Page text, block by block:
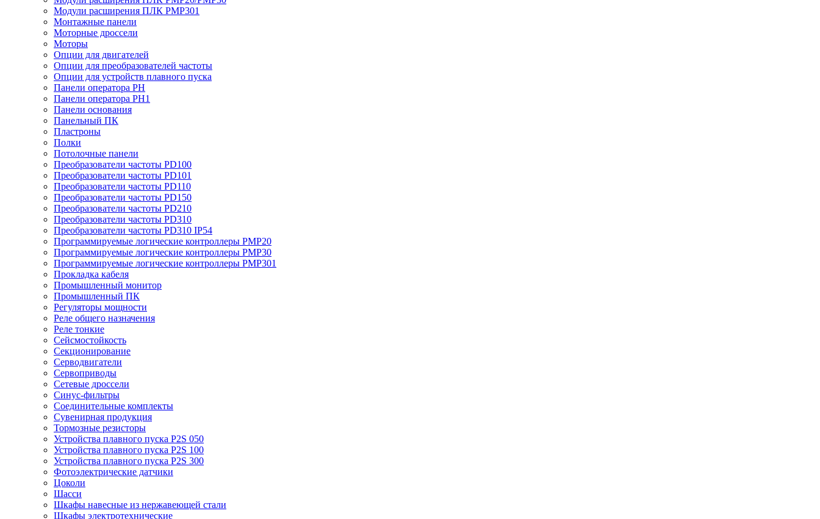
Модули расширения ПЛК PMP301
Монтажные панели
Моторные дроссели
Моторы
Опции для двигателей
Опции для преобразователей частоты
Опции для устройств плавного пуска
Панели оператора PH
Панели оператора PH1
Панели основания
Панельный ПК
Пластроны
Полки
Потолочные панели
Преобразователи частоты PD100
Преобразователи частоты PD101
Преобразователи частоты PD110
Преобразователи частоты PD150
Преобразователи частоты PD210
Преобразователи частоты PD310
Преобразователи частоты PD310 IP54
Программируемые логические контроллеры PMP20
Программируемые логические контроллеры PMP30
Программируемые логические контроллеры PMP301
Прокладка кабеля
Промышленный монитор
Промышленный ПК
Регуляторы мощности
Реле общего назначения
Реле тонкие
Сейсмостойкость
Секционирование
Серводвигатели
Сервоприводы
Сетевые дроссели
Синус-фильтры
Соединительные комплекты
Сувенирная продукция
Тормозные резисторы
Устройства плавного пуска P2S 050
Устройства плавного пуска P2S 100
Устройства плавного пуска P2S 300
Фотоэлектрические датчики
Цоколи
Шасси
Шкафы навесные из нержавеющей стали
Шкафы электротехнические